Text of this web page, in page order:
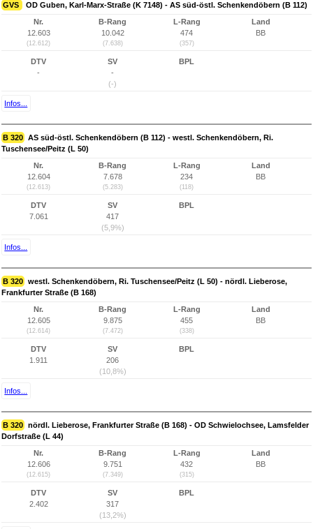
GVS OD Guben, Karl-Marx-Straße (K 7148) - AS süd-östl. Schenkendöbern (B 112)
Nr.
12.603
(12.612)
B-Rang
10.042
(7.638)
L-Rang
474
(357)
Land
BB
DTV
-
SV
-
(-)
BPL
Infos...
B 320 AS süd-östl. Schenkendöbern (B 112) - westl. Schenkendöbern, Ri.
Tuschensee/Peitz (L 50)
Nr.
12.604
(12.613)
B-Rang
7.678
(5.283)
L-Rang
234
(118)
Land
BB
DTV
7.061
SV
417
(5,9%)
BPL
Infos...
B 320 westl. Schenkendöbern, Ri. Tuschensee/Peitz (L 50) - nördl. Lieberose,
Frankfurter Straße (B 168)
Nr.
12.605
(12.614)
B-Rang
9.875
(7.472)
L-Rang
455
(338)
Land
BB
DTV
1.911
SV
206
(10,8%)
BPL
Infos...
B 320 nördl. Lieberose, Frankfurter Straße (B 168) - OD Schwielochsee, Lamsfelder
Dorfstraße (L 44)
Nr.
12.606
(12.615)
B-Rang
9.751
(7.349)
L-Rang
432
(315)
Land
BB
DTV
2.402
SV
317
(13,2%)
BPL